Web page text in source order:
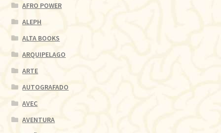
AFRO POWER
ALEPH
ALTA BOOKS
ARQUIPELAGO
ARTE
AUTOGRAFADO
AVEC
AVENTURA